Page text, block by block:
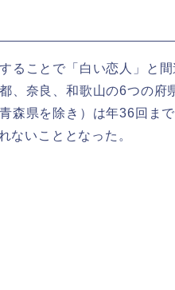
ることで「白い恋人」と
、奈良、和歌山の6つの府
森県を除き）は年36回ま
ないこととなった。